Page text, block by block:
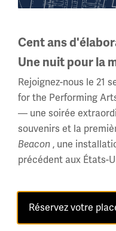
naviguer.
Espaces
Ceci
est
un
Cette
section
contient
Cent ans
Une nuit pour la
Rejoignez-nous le 21
for the Performing
— une soirée
souvenirs et la
Beacon , une
précédent aux États-
Réservez votre